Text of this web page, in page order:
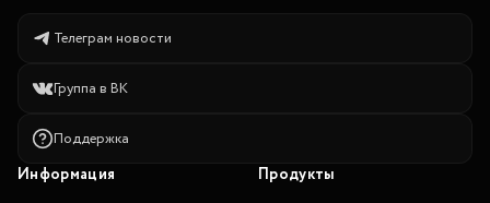
Телеграм новости
Группа в ВК
Поддержка
Информация Продукты